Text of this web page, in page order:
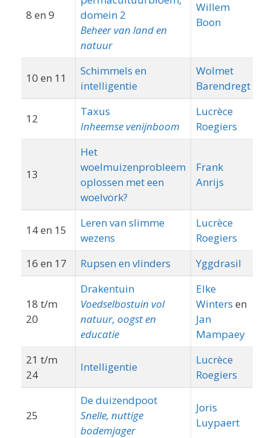
8 en 9
domein 2
Beheer van land en
natuur
Willem
Boon
10 en 11
Schimmels en
intelligentie
Wolmet
Barendregt
12
Taxus
Inheemse venijnboom
Lucrèce
Roegiers
13
Het
woelmuizenprobleem
oplossen met een
woelvork?
Frank
Anrijs
14 en 15
Leren van slimme
wezens
Lucrèce
Roegiers
16 en 17
Rupsen en vlinders Yggdrasil
18 t/m
20
Drakentuin
Voedselbostuin vol
natuur, oogst en
educatie
Elke
Winters en
Jan
Mampaey
21 t/m
24
Intelligentie
Lucrèce
Roegiers
25
De duizendpoot
Snelle, nuttige
bodemjager
Joris
Luypaert